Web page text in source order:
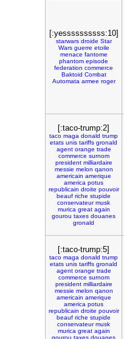
[:yessssssssss:10]
starwars droide Star
Wars guerre etoile
menace fantome
phantom episode
federation commerce
Baktoid Combat
Automata armee roger
[:taco-trump:2]
taco maga donald trump
etats unis tariffs gronald
agent orange trade
commerce surnom
president milliardaire
messie melon qanon
americain amerique
america potus
republicain droite pouvoir
beauf riche stupide
conservateur musk
murica great again
gourou taxes douanes
gronald
[:taco-trump:5]
taco maga donald trump
etats unis tariffs gronald
agent orange trade
commerce surnom
president milliardaire
messie melon qanon
americain amerique
america potus
republicain droite pouvoir
beauf riche stupide
conservateur musk
murica great again
gourou taxes douanes